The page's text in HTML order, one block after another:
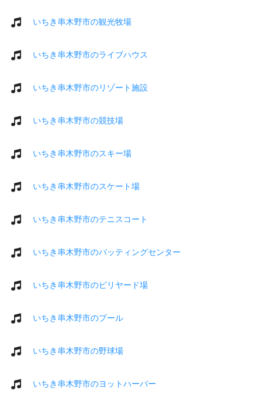
いちき串木野市の観光牧場
いちき串木野市のライブハウス
いちき串木野市のリゾート施設
いちき串木野市の競技場
いちき串木野市のスキー場
いちき串木野市のスケート場
いちき串木野市のテニスコート
いちき串木野市のバッティングセンター
いちき串木野市のビリヤード場
いちき串木野市のプール
いちき串木野市の野球場
いちき串木野市のヨットハーバー